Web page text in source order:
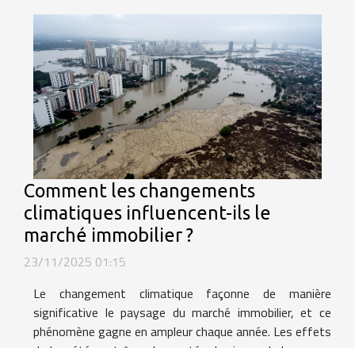
Comment les changements
climatiques influencent-ils le
marché immobilier ?
23/11/2025 01:15
Le changement climatique façonne de manière
significative le paysage du marché immobilier, et ce
phénomène gagne en ampleur chaque année. Les effets